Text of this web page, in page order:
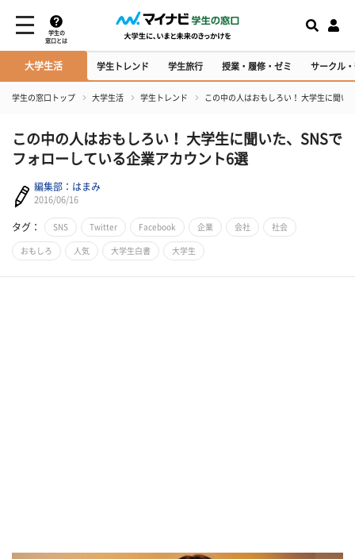
学生の
窓口とは
大学生活 学生トレンド 学生旅行 授業・履修・ゼミ サークル
学生の窓口トップ 大学生活 学生トレンド この中の人はおもしろい！ 大学生に聞い
この中の人はおもしろい！ 大学生に聞いた、SNSで
フォローしている企業アカウント6選
編集部：はまみ
2016/06/16
タグ： SNS Twitter Facebook 企業 会社 社会
おもしろ 人気 大学生白書 大学生